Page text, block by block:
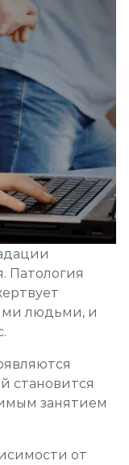
Патология
людьми, и
становится
занятием
от